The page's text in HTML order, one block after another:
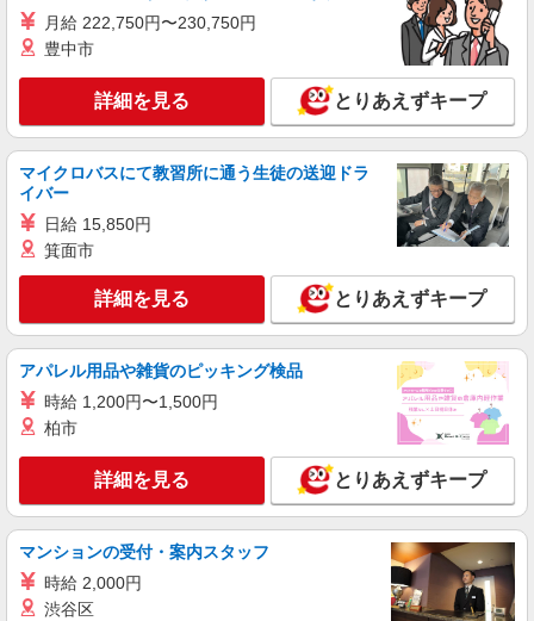
正社員 職業紹介
株式会社リオン
半導体の製造スタッフ
月給245,000円〜280,000円（経験・能力によ
る）
大阪府大阪市東淀川区
キープ 詳細を見る
株式会社日本ワークプレイス関西/800
製造補助
時給1,300円 月収例： 1300円×8時間＝10,400
円×20日＝20万8,000円 別途 交通費全額支給
キープ 詳細を見る
正社員
株式会社サポートジャパン
製造スタッフ 動作調整をしながら作動テスト
時給 1,600円〜 定期昇給あり 月給例
月給 222,750円〜230,750円
豊中市
詳細を見る とりあえずキープ
マイクロバスにて教習所に通う生徒の送迎ドラ
イバー
日給 15,850円
箕面市
詳細を見る とりあえずキープ
アパレル用品や雑貨のピッキング検品
時給 1,200円〜1,500円
柏市
詳細を見る とりあえずキープ
マンションの受付・案内スタッフ
時給 2,000円
渋谷区